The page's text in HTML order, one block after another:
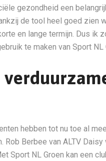
gezondheid een
de tool heel goed zien
en lange termijn. Dus ik
te maken van Sport NL
hebben tot nu toe al
Rob Berbee van ALTV
Sport NL Groen kan een